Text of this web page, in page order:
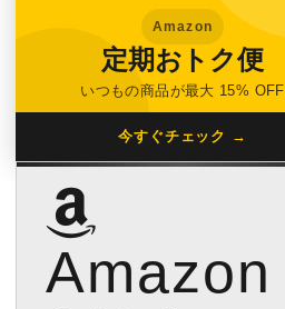
Amazon
定期おトク便
いつもの商品が最大 15% OFF
今すぐチェック →
Amazon